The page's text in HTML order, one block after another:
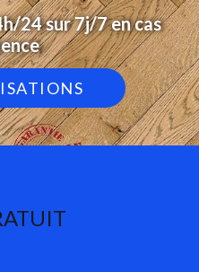
24 sur 7j/7 en cas